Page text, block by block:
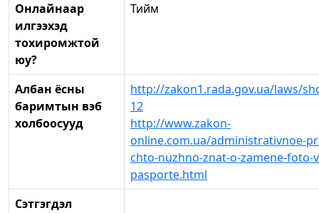
Онлайнаар
илгээхэд
тохиромжтой
юу?
Тийм
Албан ёсны
баримтын вэб
холбоосууд
http://zakon1.rada.gov.ua/laws/
12
http://www.zakon-
online.com.ua/administrativnoe-
chto-nuzhno-znat-o-zamene-foto-
pasporte.html
Сэтгэгдэл